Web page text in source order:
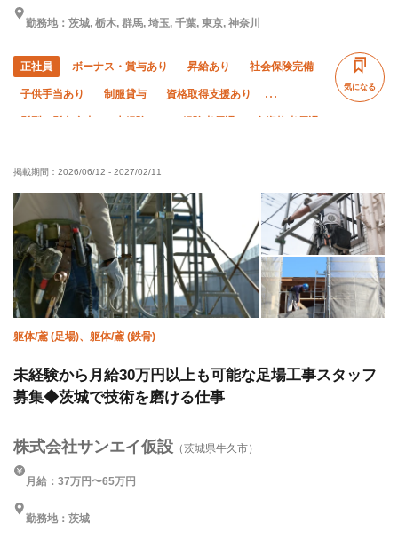
勤務地：茨城, 栃木, 群馬, 埼玉, 千葉, 東京, 神奈川
正社員 ボーナス・賞与あり 昇給あり 社会保険完備
子供手当あり 制服貸与 資格取得支援あり
車・バイク通勤OK 転勤なし
気になる
掲載期間： 2026/06/12 - 2027/02/11
躯体/鳶 (足場)、躯体/鳶 (鉄骨)
未経験から月給30万円以上も可能な足場工事スタッフ
募集◆茨城で技術を磨ける仕事
株式会社サンエイ仮設 （茨城県牛久市）
月給：37万円〜65万円
勤務地：茨城